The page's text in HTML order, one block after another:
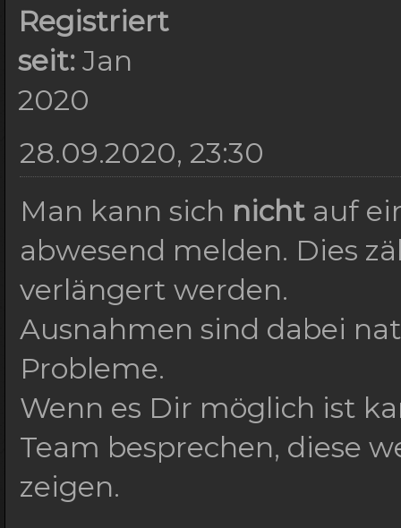
Registriert
seit: Jan
2020
28.09.2020, 23:30
Man kann sich nicht auf
abwesend melden. Dies
verlängert werden.
Ausnahmen sind dabei
Probleme.
Wenn es Dir möglich ist
Team besprechen, diese
zeigen.